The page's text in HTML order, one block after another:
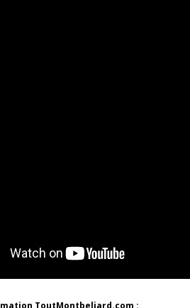
ToutMontbeliard.com :